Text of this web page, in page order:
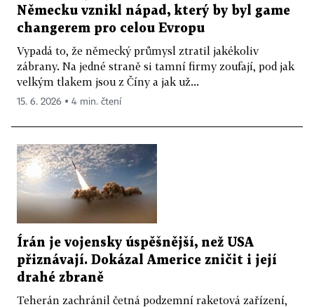
Německu vznikl nápad, který by byl game
changerem pro celou Evropu
Vypadá to, že německý průmysl ztratil jakékoliv
zábrany. Na jedné straně si tamní firmy zoufají, pod jak
velkým tlakem jsou z Číny a jak už...
15. 6. 2026 ▪ 4 min. čtení
Írán je vojensky úspěšnější, než USA
přiznávají. Dokázal Americe zničit i její
drahé zbraně
Teherán zachránil četná podzemní raketová zařízení,